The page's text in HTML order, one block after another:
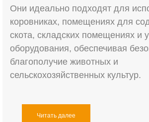
Они идеально подходят для
коровниках, помещениях для
скота, складских помещениях и
оборудования, обеспечивая
благополучие животных и
сельскохозяйственных культур.
Читать далее